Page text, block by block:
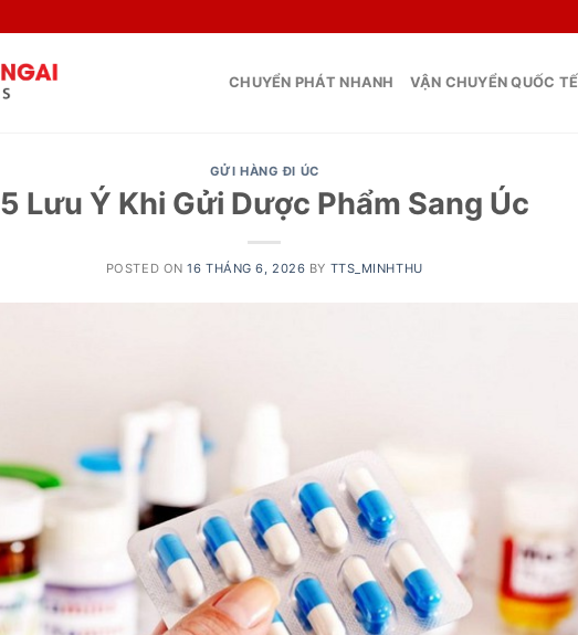
CHUYỂN PHÁT NHANH VẬN CHUYỂN QUỐC TẾ
GỬI HÀNG ĐI ÚC
5 Lưu Ý Khi Gửi Dược Phẩm Sang Úc
POSTED ON16 THÁNG 6, 2026 BY TTS_MINHTHU